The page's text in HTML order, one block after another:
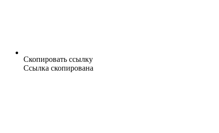
Скопировать ссылку
Ссылка скопирована